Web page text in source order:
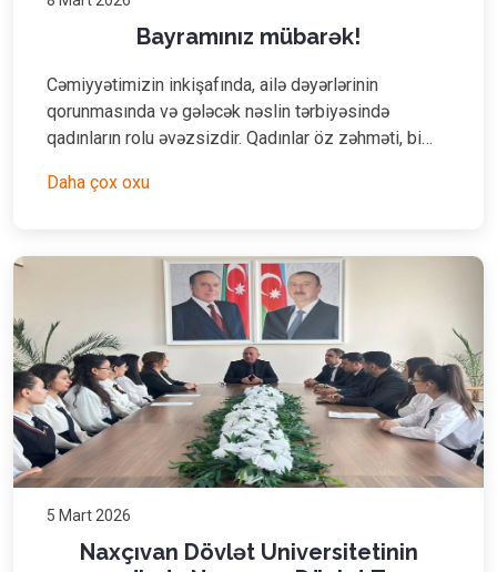
Bayramınız mübarək!
Cəmiyyətimizin inkişafında, ailə dəyərlərinin
qorunmasında və gələcək nəslin tərbiyəsində
qadınların rolu əvəzsizdir. Qadınlar öz zəhməti, bi…
Daha çox oxu
5 Mart 2026
Naxçıvan Dövlət Universitetinin